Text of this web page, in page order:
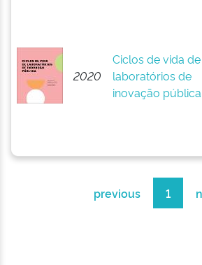
2020
Ciclos de vida de
laboratórios de
inovação pública
previous 1